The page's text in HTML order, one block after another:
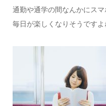
通勤や通学の間なんかにスマ
毎日が楽しくなりそうですよ